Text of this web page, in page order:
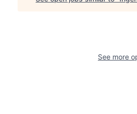
See more